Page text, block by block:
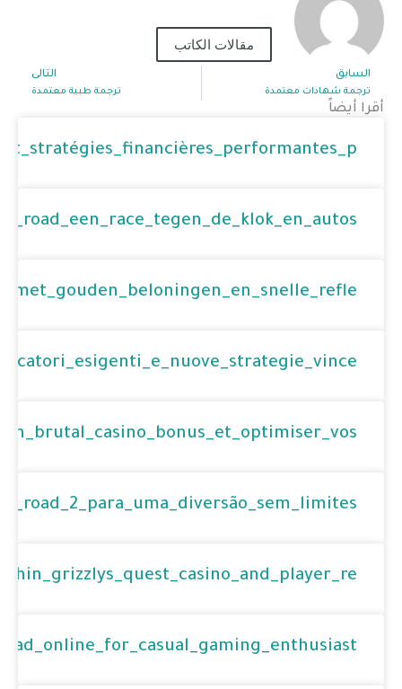
مقالات الكاتب
Prev
السابق
ترجمة شهادات معتمدة
التالى
ترجمة طبية معتمدة
أقرا أيضاً